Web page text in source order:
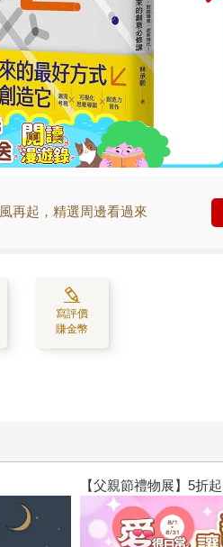
再起，精選周邊看過來
寫評價
賺金幣
滿888送88點金幣